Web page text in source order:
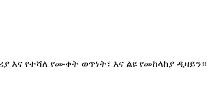
የተሻለ የሙቀት ወጥነት፣ እና ልዩ የመከላከያ ዲዛይን።